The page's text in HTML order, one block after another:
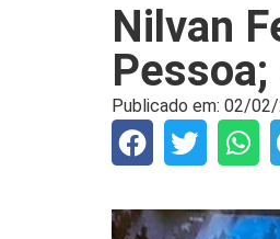
Nilvan
Publicado em: 02/